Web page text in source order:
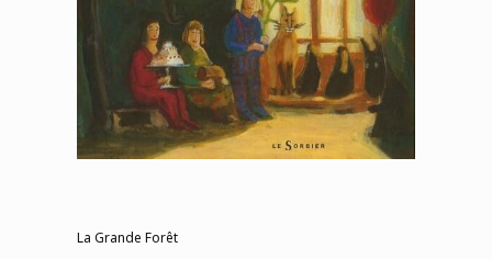
La Grande Forêt